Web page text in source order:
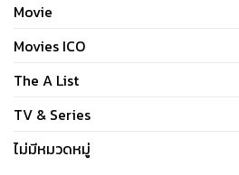
Movie
Movies ICO
The A List
TV & Series
ไม่มีหมวดหมู่